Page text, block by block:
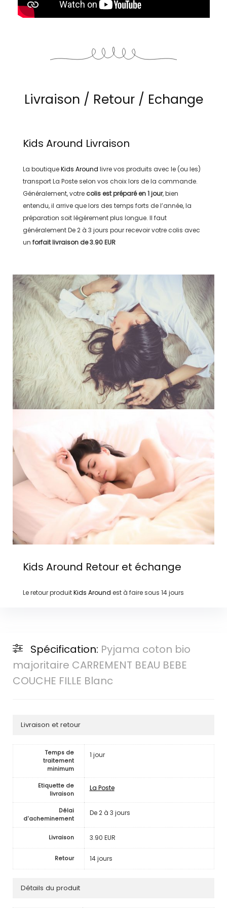
Livraison / Retour / Echange
Kids Around Livraison
La boutiqueKids Around livre vos produits avec le (ou les)
transportLa Posteselon vos choix lors de la commande.
Généralement, votre colis est préparé en1 jour, bien
entendu, il arrive que lors des temps forts de l’année, la
préparation soit légérement plus longue. Il faut
généralementDe 2 à 3 jours pour recevoir votre colis avec
un forfait livraison de3.90 EUR
Kids Around Retour et échange
Le retour produitKids Around est à faire sous 14 jours
Spécification: Pyjama coton bio
majoritaire CARREMENT BEAU BEBE
COUCHE FILLE Blanc
Livraison et retour
Temps de
traitement
minimum
1 jour
Etiquette de
livraison
La Poste
Délai
d'acheminement
De 2 à 3 jours
Livraison 3.90 EUR
Retour 14 jours
Détails du produit